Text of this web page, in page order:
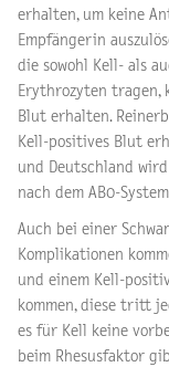
erhalten, um keine
Empfängerin
die sowohl Kell- als
Erythrozyten tragen,
Blut erhalten.
Kell-positives Blut
und Deutschland
nach dem AB0-
Auch bei einer
Komplikationen
und einem Kell-
kommen, diese tritt
es für Kell keine
beim Rhesusfaktor